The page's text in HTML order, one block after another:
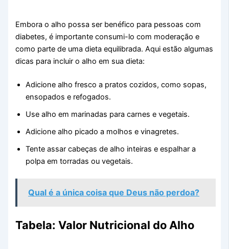
Embora o alho possa ser benéfico para pessoas com
diabetes, é importante consumi-lo com moderação e
como parte de uma dieta equilibrada. Aqui estão algumas
dicas para incluir o alho em sua dieta:
Adicione alho fresco a pratos cozidos, como sopas,
ensopados e refogados.
Use alho em marinadas para carnes e vegetais.
Adicione alho picado a molhos e vinagretes.
Tente assar cabeças de alho inteiras e espalhar a
polpa em torradas ou vegetais.
Qual é a única coisa que Deus não perdoa?
Tabela: Valor Nutricional do Alho